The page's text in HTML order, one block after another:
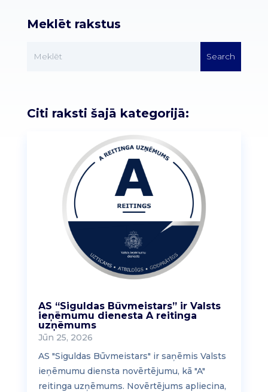
Meklēt rakstus
Citi raksti šajā kategorijā:
AS “Siguldas Būvmeistars” ir Valsts
ieņēmumu dienesta A reitinga
uzņēmums
Jūn 25, 2026
AS "Siguldas Būvmeistars" ir saņēmis Valsts
ieņēmumu diensta novērtējumu, kā "A"
reitinga uzņēmums. Novērtējums apliecina,